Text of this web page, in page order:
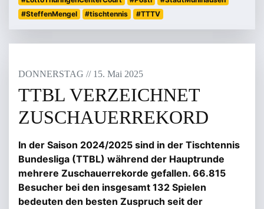
#SteffenMengel
#tischtennis #TTTV
DONNERSTAG // 15. Mai 2025
TTBL VERZEICHNET
ZUSCHAUERREKORD
In der Saison 2024/2025 sind in der Tischtennis
Bundesliga (TTBL) während der Hauptrunde
mehrere Zuschauerrekorde gefallen. 66.815
Besucher bei den insgesamt 132 Spielen
bedeuten den besten Zuspruch seit der